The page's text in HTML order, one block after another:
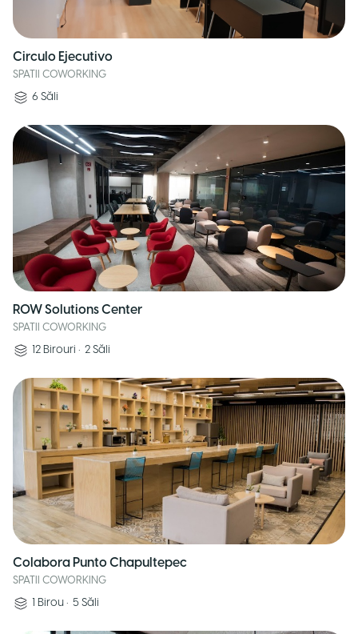
Circulo Ejecutivo
SPATII COWORKING
6 Săli
ROW Solutions Center
SPATII COWORKING
12 Birouri • 2 Săli
Colabora Punto Chapultepec
SPATII COWORKING
1 Birou • 5 Săli